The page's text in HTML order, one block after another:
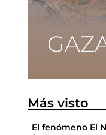
Más visto
El fenómeno El